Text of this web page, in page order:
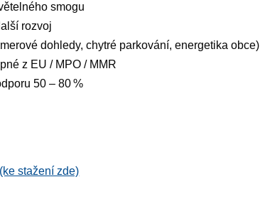
smogu
rozvoj
dohledy, chytré parkování, energetika obce)
z EU / MPO / MMR
50 – 80 %
stažení zde)